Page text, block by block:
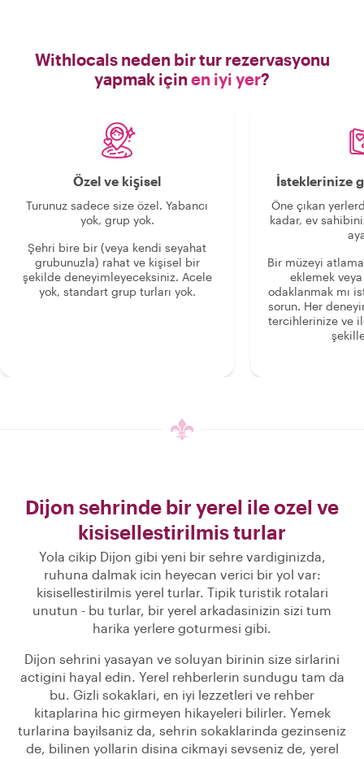
inanılmaz derecede bilgili. Ondan
çeşitli binalar, mimari tasarımlar ile
Dijon'un tarihi ve kültürü hakkında çok
Burgonya'nın sunduğu her şey için
fantastik öneriler ve tavsiyelerde
rezervasyonu yaptığınıza asla pişman
olmayacak ve yeni bir arkadaş
edinmiş gibi hissedeceksiniz!"
Withlocals neden bir tur rezervasyonu
yapmak için en iyi yer?
Özel ve kişisel
Turunuz sadece size özel. Yabancı
yok, grup yok.
Şehri bire bir (veya kendi seyahat
grubunuzla) rahat ve kişisel bir
şekilde deneyimleyeceksiniz. Acele
yok, standart grup turları yok.
İsteklerinize
Öne çıkan
kadar, ev
Bir müzeyi
eklemek
odaklanmak mı
sorun. Her
tercihlerinize ve
Dijon sehrinde bir yerel ile ozel ve
kisisellestirilmis turlar
Yola cikip Dijon gibi yeni bir sehre vardiginizda,
ruhuna dalmak icin heyecan verici bir yol var:
kisisellestirilmis yerel turlar. Tipik turistik rotalari
unutun - bu turlar, bir yerel arkadasinizin sizi tum
harika yerlere goturmesi gibi.
Dijon sehrini yasayan ve soluyan birinin size sirlarini
actigini hayal edin. Yerel rehberlerin sundugu tam da
bu. Gizli sokaklari, en iyi lezzetleri ve rehber
kitaplarina hic girmeyen hikayeleri bilirler. Yemek
turlarina bayilsaniz da, sehrin sokaklarinda gezinseniz
de, bilinen yollarin disina cikmayi sevseniz de, yerel